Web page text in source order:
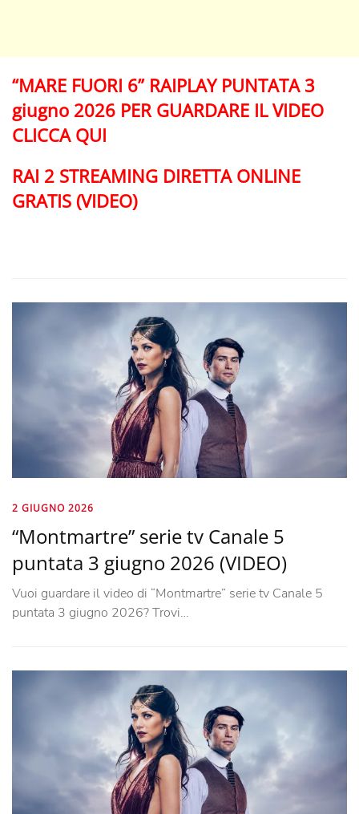
“MARE FUORI 6” RAIPLAY PUNTATA 3
giugno 2026 PER GUARDARE IL VIDEO
CLICCA QUI
RAI 2 STREAMING DIRETTA ONLINE
GRATIS (VIDEO)
2 GIUGNO 2026
“Montmartre” serie tv Canale 5
puntata 3 giugno 2026 (VIDEO)
Vuoi guardare il video di “Montmartre” serie tv Canale 5
puntata 3 giugno 2026? Trovi…